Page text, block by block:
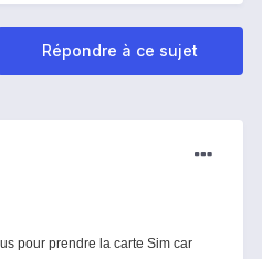
Répondre à ce sujet
pour prendre la carte Sim car